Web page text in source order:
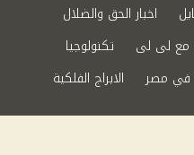
اخبار الحق والضلال
مع لى لى
تكنولوجيا
في مصر
الابراج الفلكية